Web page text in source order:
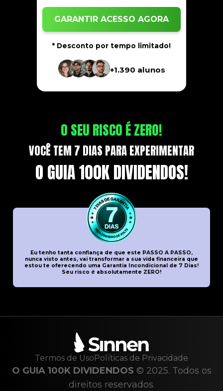
GARANTIR ACESSO AGORA
* Desconto por tempo limitado!
+1.390 alunos
O SEU RISCO É ZERO!
VOCÊ TEM 7 DIAS PARA EXPERIMENTAR
O GUIA 100K DIVIDENDOS!
Eu tenho tanta confiança de que este PASSO A PASSO,
nunca visto antes, vai transformar a sua vida financeira que
estou te oferecendo uma Garantia Incondicional de 7 Dias!
Seu risco é absolutamente ZERO!
Termos de UsoPolíticas de Privacidade
O GUIA 100K DIVIDENDOS © 2025. Todos os
direitos reservados.